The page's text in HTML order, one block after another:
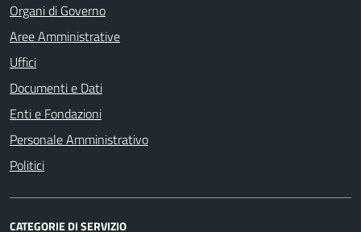
Organi di Governo
Aree Amministrative
Uffici
Documenti e Dati
Enti e Fondazioni
Personale Amministrativo
Politici
CATEGORIE DI SERVIZIO